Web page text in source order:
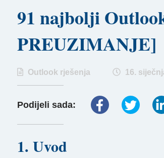
91 najbolji
PREUZIMANJE]
Outlook rješenja 16.
Podijeli sada:
1. Uvod